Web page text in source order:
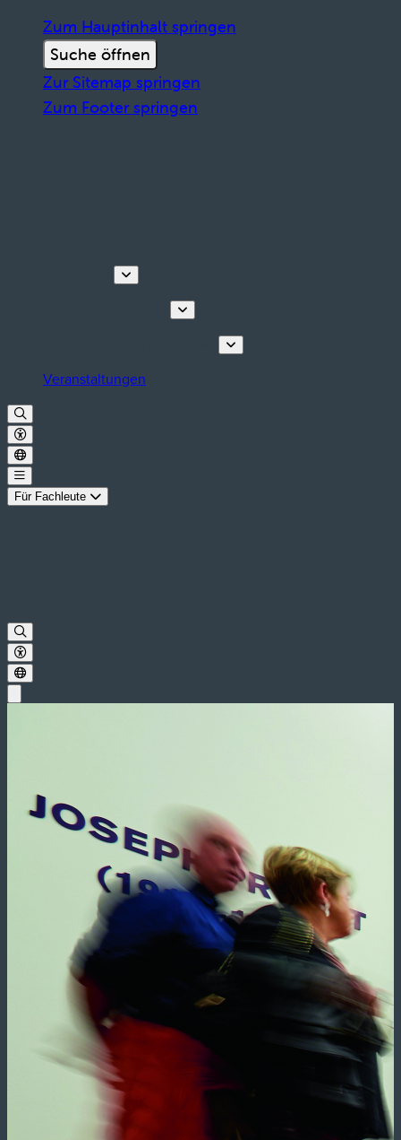
Zum Hauptinhalt springen
Suche öffnen
Zur Sitemap springen
Zum Footer springen
Veranstaltungen
Für Fachleute